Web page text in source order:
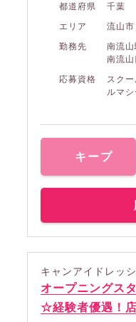
都道府県
千葉
エリア
流山市
勤務先
南流
南流
応募資格
スク
ルマ
キープ
キャンアイドレッ
オープニングス
☆経験者優遇！